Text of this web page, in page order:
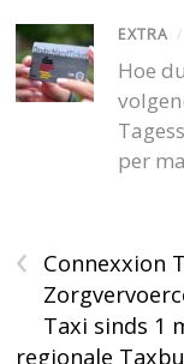
EXTRA /
Hoe
per
‹
Connexxion
Taxi sinds 1
regionale